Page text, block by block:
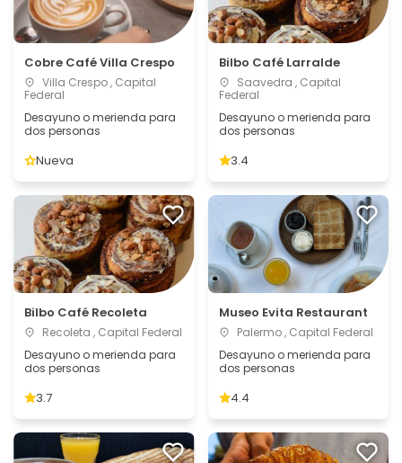
Cobre Café Villa Crespo
Villa Crespo , Capital
Federal
Desayuno o merienda para
dos personas
Nueva
Bilbo Café Larralde
Saavedra , Capital
Federal
Desayuno o merienda para
dos personas
3.4
Bilbo Café Recoleta
Recoleta , Capital Federal
Desayuno o merienda para
dos personas
3.7
Museo Evita Restaurant
Palermo , Capital Federal
Desayuno o merienda para
dos personas
4.4